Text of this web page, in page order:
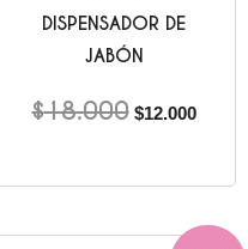
DISPENSADOR DE
JABÓN
$18.000 $12.000